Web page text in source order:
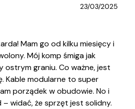
23/03/2025
Mam go od kilku miesięcy i
Mój komp śmiga jak
ostrym graniu. Co ważne, jest
Kable modularne to super
porządek w obudowie. No i
widać, że sprzęt jest solidny.